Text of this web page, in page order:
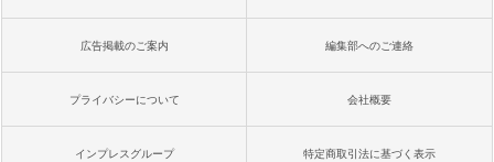
広告掲載のご案内 編集部へのご連絡
プライバシーについて 会社概要
インプレスグループ 特定商取引法に基づく表示